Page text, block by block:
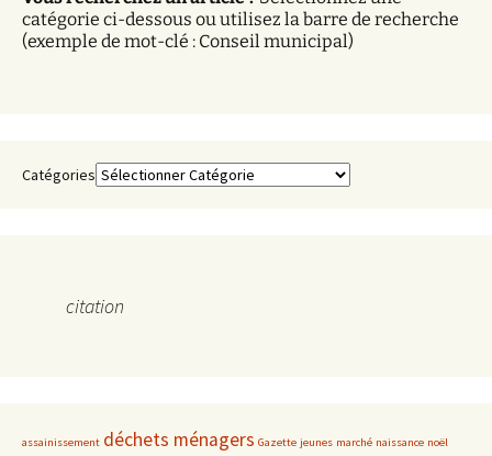
s
catégorie ci-dessous ou utilisez la barre de recherche
(exemple de mot-clé : Conseil municipal)
Catégories
citation
assainissement déchets ménagers Gazette jeunes marché naissance noël